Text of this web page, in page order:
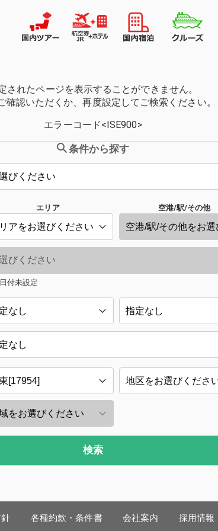
されたページを表示することができません。
確認いただくか、再度設定してご検索ください。
エラーコード<ISE900>
条件から探す
エリア 空港/駅/その他
日付未設定
検索
各種約款・条件書 会社案内 採用情報